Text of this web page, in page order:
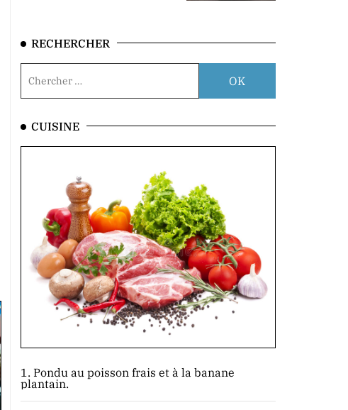
RECHERCHER
CUISINE
1. Pondu au poisson frais et à la banane
plantain.